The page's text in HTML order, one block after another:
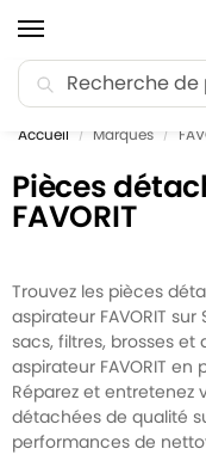
🚚 Livraison
Accueil / Marques /
Pièces
FAVORIT
Trouvez les pièces
aspirateur FAVORIT
sacs, filtres, brosses
aspirateur FAVORIT
Réparez et entretenez
détachées de qualité
performances de